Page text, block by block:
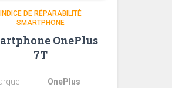
INDICE DE RÉPARABILITÉ
SMARTPHONE
OnePlus
7T
OnePlus